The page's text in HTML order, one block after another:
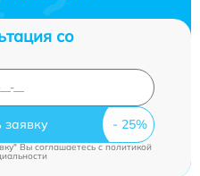
со
заявку
Вы соглашаетесь cполитикой